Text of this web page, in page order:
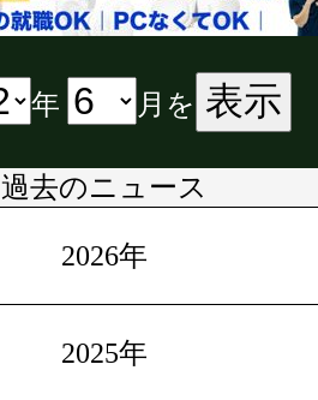
年 月を 表示
過去のニュース
2026年
2025年